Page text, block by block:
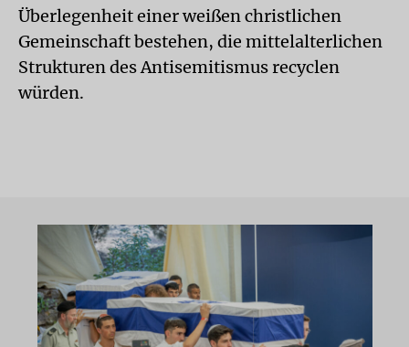
Überlegenheit einer weißen christlichen
Gemeinschaft bestehen, die mittelalterlichen
Strukturen des Antisemitismus recyclen
würden.